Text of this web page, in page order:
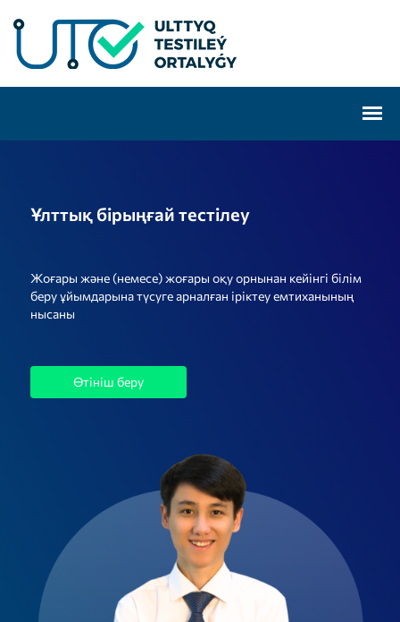
Ұлттық бірыңғай тестілеу
Жоғары және (немесе) жоғары оқу орнынан кейінгі білім
беру ұйымдарына түсуге арналған іріктеу емтиханының
нысаны
Өтініш беру